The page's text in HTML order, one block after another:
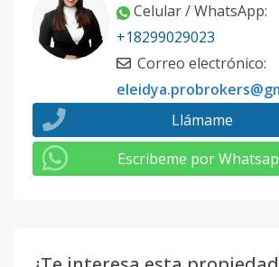
Celular / WhatsApp:
+18299029023
Correo electrónico:
Llámame
Escribeme por